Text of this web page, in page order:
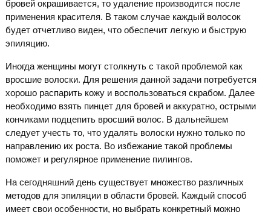
бровей окрашивается, то удаление производится после
применения красителя. В таком случае каждый волосок
будет отчетливо виден, что обеспечит легкую и быструю
эпиляцию.
Иногда женщины могут столкнуть с такой проблемой как
вросшие волоски. Для решения данной задачи потребуется
хорошо распарить кожу и воспользоваться скрабом. Далее
необходимо взять пинцет для бровей и аккуратно, острыми
кончиками подцепить вросший волос. В дальнейшем
следует учесть то, что удалять волоски нужно только по
направлению их роста. Во избежание такой проблемы
поможет и регулярное применение пилингов.
На сегодняшний день существует множество различных
методов для эпиляции в области бровей. Каждый способ
имеет свои особенности, но выбрать конкретный можно